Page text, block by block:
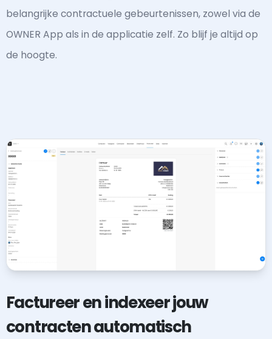
belangrijke contractuele gebeurtenissen, zowel via de
OWNER App als in de applicatie zelf. Zo blijf je altijd op
de hoogte.
Factureer en indexeer jouw
contracten automatisch